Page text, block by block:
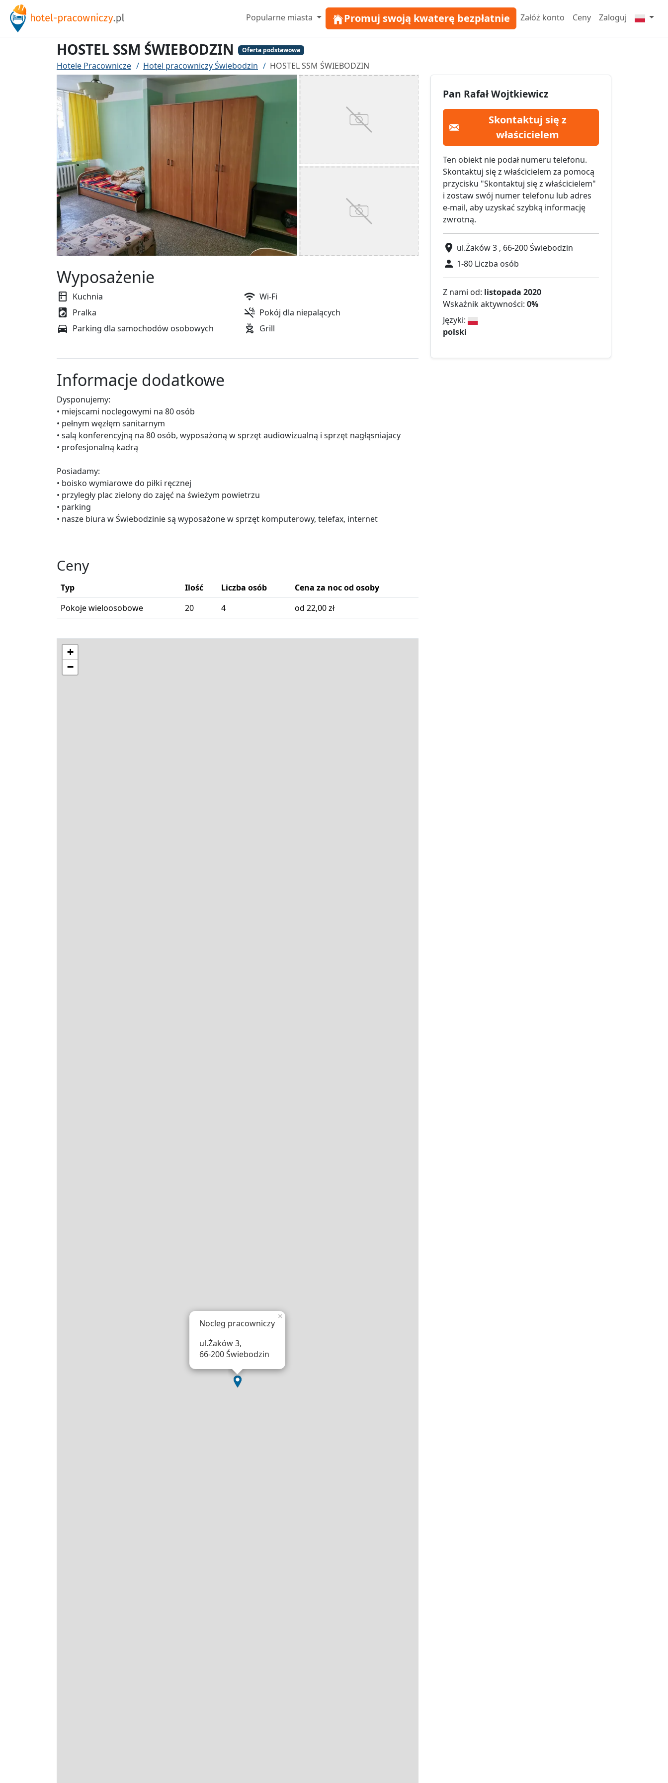
Popularne miasta Promuj swoją kwaterę bezpłatnie Załóż konto Ceny Zaloguj
HOSTEL SSM ŚWIEBODZIN Oferta podstawowa
Hotele Pracownicze Hotel pracowniczy Świebodzin HOSTEL SSM ŚWIEBODZIN
Pan Rafał Wojtkiewicz
Skontaktuj się z
właścicielem
Ten obiekt nie podał numeru telefonu.
Skontaktuj się z właścicielem za pomocą
przycisku "Skontaktuj się z właścicielem"
i zostaw swój numer telefonu lub adres
e-mail, aby uzyskać szybką informację
zwrotną.
ul.Żaków 3 , 66-200 Świebodzin
1-80 Liczba osób
Z nami od: listopada 2020
Wskaźnik aktywności: 0%
Języki:
polski
Wyposażenie
Kuchnia
Wi-Fi
Pralka
Pokój dla niepalących
Parking dla samochodów osobowych
Grill
Informacje dodatkowe
Dysponujemy:
• miejscami noclegowymi na 80 osób
• pełnym węzłęm sanitarnym
• salą konferencyjną na 80 osób, wyposażoną w sprzęt audiowizualną i sprzęt nagłąsniajacy
• profesjonalną kadrą
Posiadamy:
• boisko wymiarowe do piłki ręcznej
• przyległy plac zielony do zajęć na świeżym powietrzu
• parking
• nasze biura w Świebodzinie są wyposażone w sprzęt komputerowy, telefax, internet
Ceny
Typ Ilość Liczba osób
Cena za noc od osoby
Pokoje wieloosobowe
20 4 od 22,00 zł
Nocleg pracowniczy
ul.Żaków 3,
66-200 Świebodzin
×
+
−